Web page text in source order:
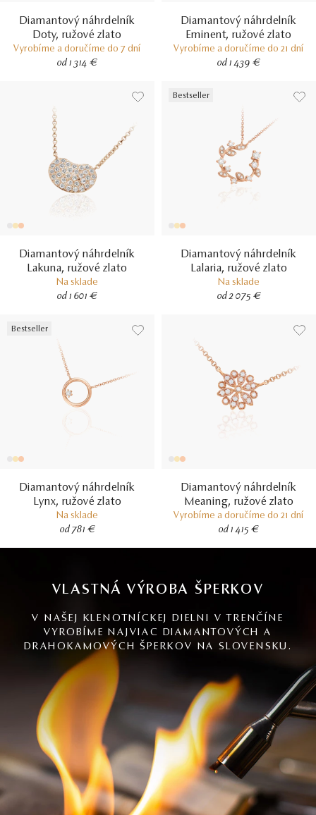
Diamantový náhrdelník
Doty, ružové zlato
Vyrobíme a doručíme do 7 dní
od 1 314 €
Diamantový náhrdelník
Eminent, ružové zlato
Vyrobíme a doručíme do 21 dní
od 1 439 €
Diamantový náhrdelník
Lakuna, ružové zlato
Na sklade
od 1 601 €
Bestseller
Diamantový náhrdelník
Lalaria, ružové zlato
Na sklade
od 2 075 €
Bestseller
Diamantový náhrdelník
Lynx, ružové zlato
Na sklade
od 781 €
Diamantový náhrdelník
Meaning, ružové zlato
Vyrobíme a doručíme do 21 dní
od 1 415 €
VLASTNÁ VÝROBA ŠPERKOV
V NAŠEJ KLENOTNÍCKEJ DIELNI V TRENČÍNE
VYROBÍME NAJVIAC DIAMANTOVÝCH A
DRAHOKAMOVÝCH ŠPERKOV NA SLOVENSKU.